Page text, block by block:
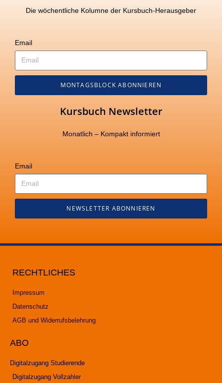
Die wöchentliche Kolumne der Kursbuch-Herausgeber
Email
MONTAGSBLOCK ABONNIEREN
Kursbuch Newsletter
Monatlich – Kompakt informiert
Email
NEWSLETTER ABONNIEREN
RECHTLICHES
Impressum
Datenschutz
AGB und Widerrufsbelehrung
ABO
Digitalzugang Studierende
Digitalzugang Vollzahler